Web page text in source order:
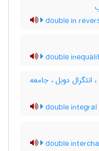
double in
double
انتگرال دوبل ، جامعه
double integral
double